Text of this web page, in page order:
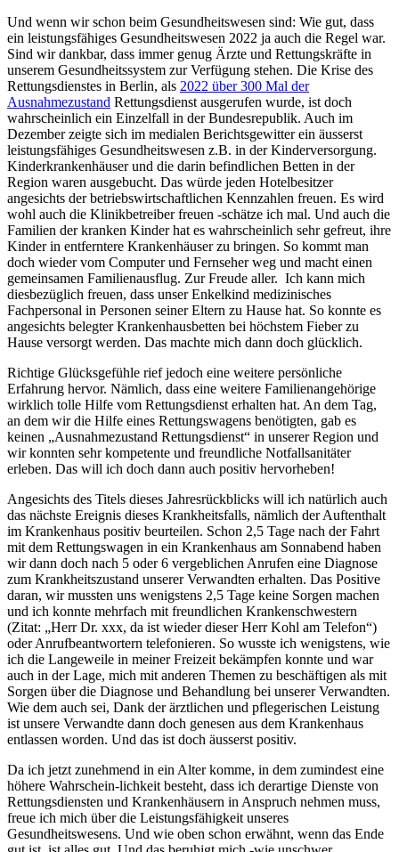
Und wenn wir schon beim Gesundheitswesen sind: Wie gut, dass
ein leistungsfähiges Gesundheitswesen 2022 ja auch die Regel war.
Sind wir dankbar, dass immer genug Ärzte und Rettungskräfte in
unserem Gesundheitssystem zur Verfügung stehen. Die Krise des
Rettungsdienstes in Berlin, als 2022 über 300 Mal der
Ausnahmezustand Rettungsdienst ausgerufen wurde, ist doch
wahrscheinlich ein Einzelfall in der Bundesrepublik. Auch im
Dezember zeigte sich im medialen Berichtsgewitter ein äusserst
leistungsfähiges Gesundheitswesen z.B. in der Kinderversorgung.
Kinderkrankenhäuser und die darin befindlichen Betten in der
Region waren ausgebucht. Das würde jeden Hotelbesitzer
angesichts der betriebswirtschaftlichen Kennzahlen freuen. Es wird
wohl auch die Klinikbetreiber freuen -schätze ich mal. Und auch die
Familien der kranken Kinder hat es wahrscheinlich sehr gefreut, ihre
Kinder in entferntere Krankenhäuser zu bringen. So kommt man
doch wieder vom Computer und Fernseher weg und macht einen
gemeinsamen Familienausflug. Zur Freude aller. Ich kann mich
diesbezüglich freuen, dass unser Enkelkind medizinisches
Fachpersonal in Personen seiner Eltern zu Hause hat. So konnte es
angesichts belegter Krankenhausbetten bei höchstem Fieber zu
Hause versorgt werden. Das machte mich dann doch glücklich.
Richtige Glücksgefühle rief jedoch eine weitere persönliche
Erfahrung hervor. Nämlich, dass eine weitere Familienangehörige
wirklich tolle Hilfe vom Rettungsdienst erhalten hat. An dem Tag,
an dem wir die Hilfe eines Rettungswagens benötigten, gab es
keinen „Ausnahmezustand Rettungsdienst“ in unserer Region und
wir konnten sehr kompetente und freundliche Notfallsanitäter
erleben. Das will ich doch dann auch positiv hervorheben!
Angesichts des Titels dieses Jahresrückblicks will ich natürlich auch
das nächste Ereignis dieses Krankheitsfalls, nämlich der Auftenthalt
im Krankenhaus positiv beurteilen. Schon 2,5 Tage nach der Fahrt
mit dem Rettungswagen in ein Krankenhaus am Sonnabend haben
wir dann doch nach 5 oder 6 vergeblichen Anrufen eine Diagnose
zum Krankheitszustand unserer Verwandten erhalten. Das Positive
daran, wir mussten uns wenigstens 2,5 Tage keine Sorgen machen
und ich konnte mehrfach mit freundlichen Krankenschwestern
(Zitat: „Herr Dr. xxx, da ist wieder dieser Herr Kohl am Telefon“)
oder Anrufbeantwortern telefonieren. So wusste ich wenigstens, wie
ich die Langeweile in meiner Freizeit bekämpfen konnte und war
auch in der Lage, mich mit anderen Themen zu beschäftigen als mit
Sorgen über die Diagnose und Behandlung bei unserer Verwandten.
Wie dem auch sei, Dank der ärztlichen und pflegerischen Leistung
ist unsere Verwandte dann doch genesen aus dem Krankenhaus
entlassen worden. Und das ist doch äusserst positiv.
Da ich jetzt zunehmend in ein Alter komme, in dem zumindest eine
höhere Wahrschein-lichkeit besteht, dass ich derartige Dienste von
Rettungsdiensten und Krankenhäusern in Anspruch nehmen muss,
freue ich mich über die Leistungsfähigkeit unseres
Gesundheitswesens. Und wie oben schon erwähnt, wenn das Ende